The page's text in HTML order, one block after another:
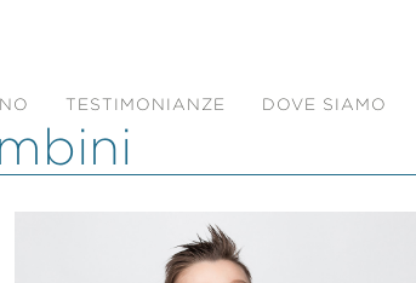
TESTIMONIANZE DOVE SIAMO